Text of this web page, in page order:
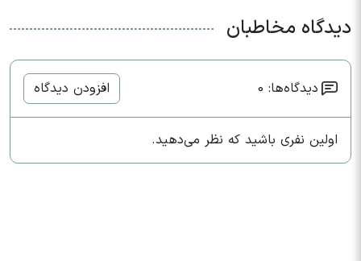
دیدگاه مخاطبان
دیدگاه‌ها: 0 افزودن دیدگاه
اولین نفری باشید که نظر می‌دهید.